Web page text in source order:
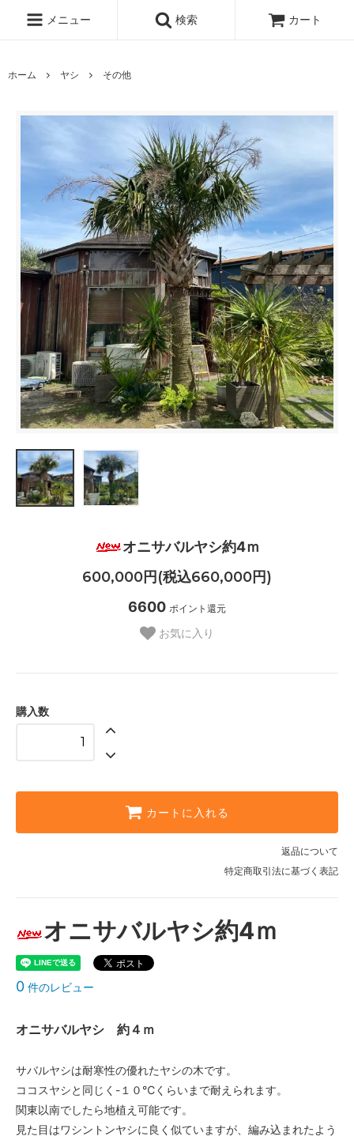
メニュー 検索 カート
ホーム ヤシ その他
オニサバルヤシ約4ｍ
600,000円(税込660,000円)
6600 ポイント還元
お気に入り
購入数
カートに入れる
返品について
特定商取引法に基づく表記
オニサバルヤシ約4ｍ
0 件のレビュー
オニサバルヤシ 約４ｍ
サバルヤシは耐寒性の優れたヤシの木です。
ココスヤシと同じく-１０℃くらいまで耐えられます。
関東以南でしたら地植え可能です。
見た目はワシントンヤシに良く似ていますが、編み込まれたよう